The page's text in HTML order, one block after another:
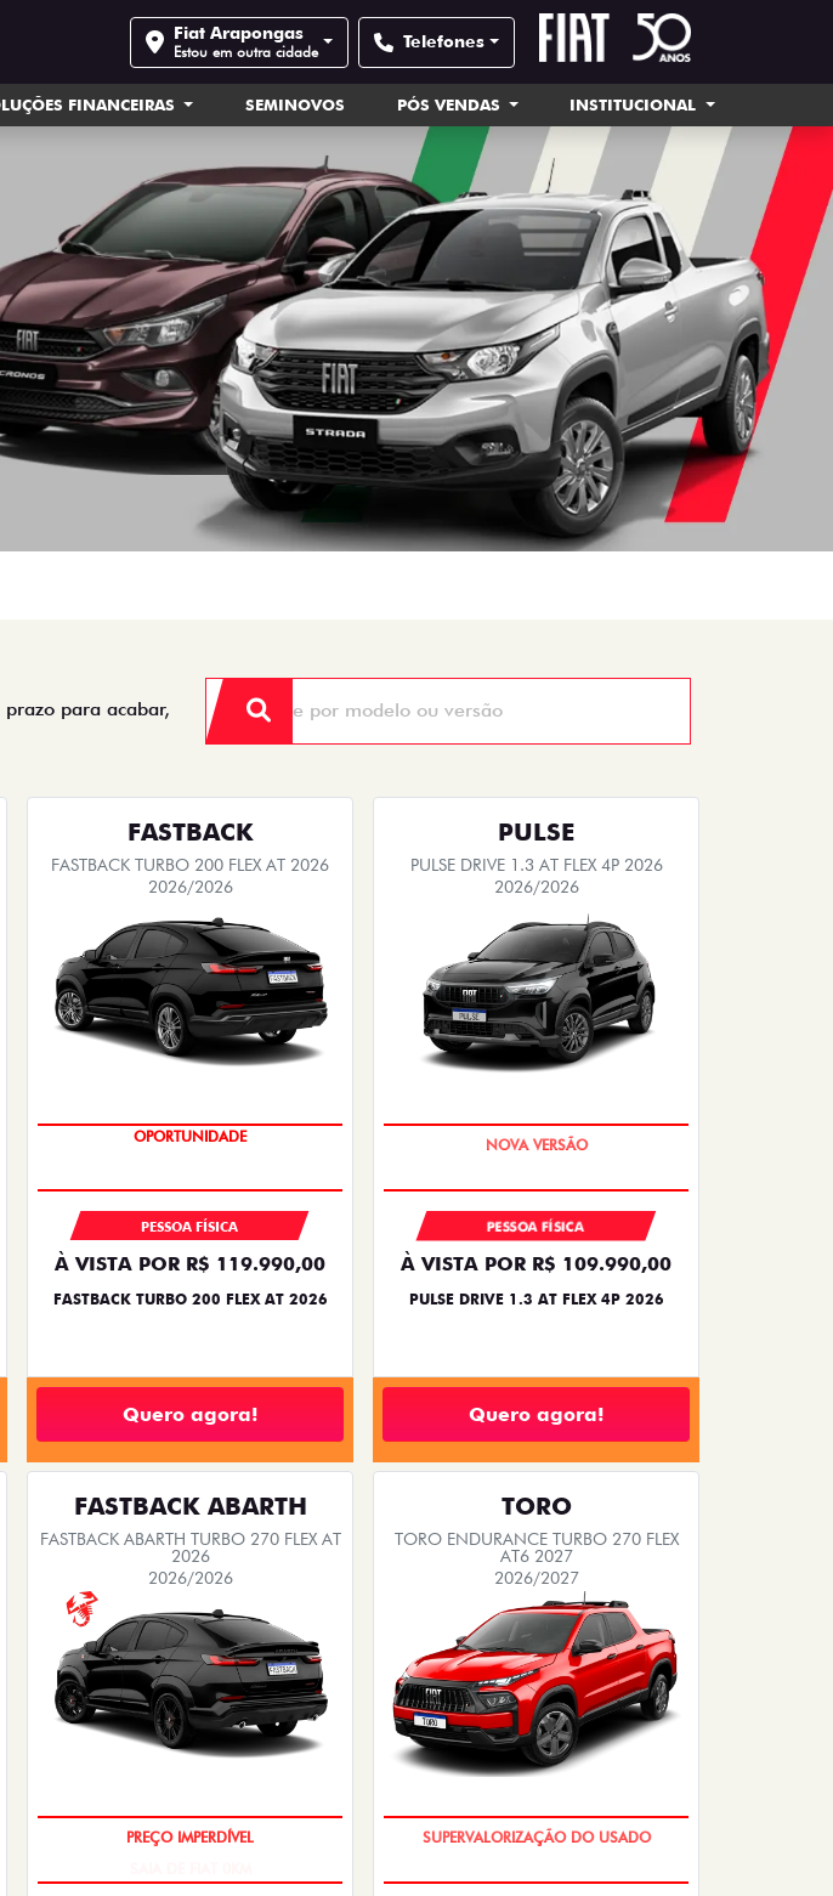
Fiat Arapongas
Estou em outra cidade Telefones
FINANCEIRAS SEMINOVOS PÓS VENDAS INSTITUCIONAL
para acabar,
FASTBACK
FASTBACK TURBO 200 FLEX AT 2026
2026/2026
OPORTUNIDADE
PESSOA FÍSICA
À VISTA POR R$ 119.990,00
FASTBACK TURBO 200 FLEX AT 2026
Quero agora!
PULSE
PULSE DRIVE 1.3 AT FLEX 4P 2026
2026/2026
PREÇO IMPERDÍVEL
PESSOA FÍSICA
À VISTA POR R$ 109.990,00
PULSE DRIVE 1.3 AT FLEX 4P 2026
Quero agora!
FASTBACK ABARTH
FASTBACK ABARTH TURBO 270 FLEX AT
2026
2026/2026
SAIA DE FIAT 0KM
TORO
TORO ENDURANCE TURBO 270 FLEX
AT6 2027
2026/2027
COM USADO NA TROCA